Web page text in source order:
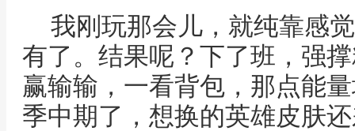
我刚玩那会儿，就纯靠感
有了。结果呢？下了班，强
赢输输，一看背包，那点能
季中期了，想换的英雄皮肤